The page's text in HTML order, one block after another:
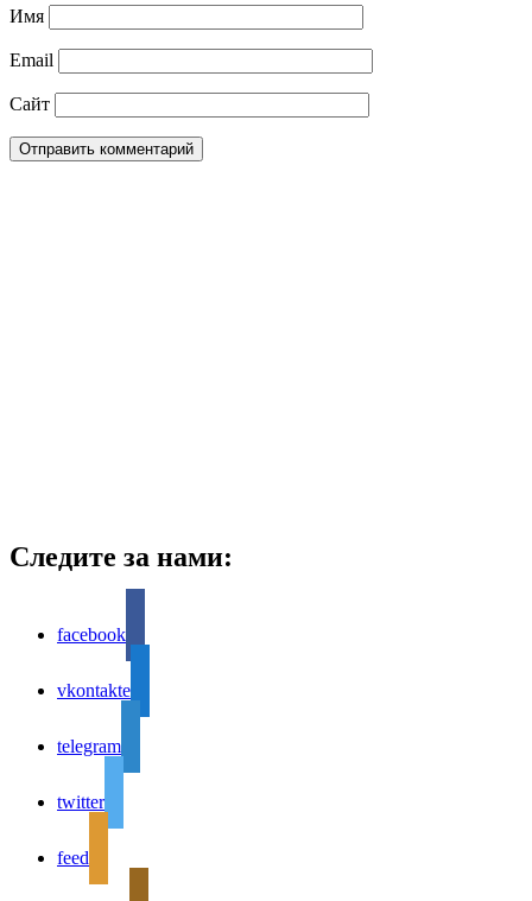
Имя
Email
Сайт
Следите за нами:
facebook
vkontakte
telegram
twitter
feed